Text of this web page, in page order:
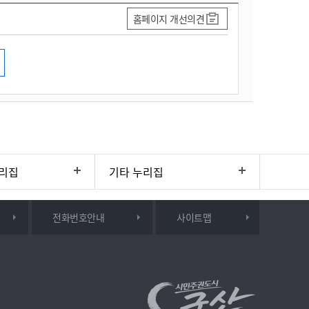
홈페이지 개선의견
집 기타 누리집
전화번호안내 사이트맵